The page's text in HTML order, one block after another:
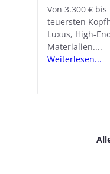
Von 3.300 € bis
teuersten
Luxus, High-
Materialien....
Weiterlesen...
Mit iOS 18.1
verwandelt
in
Schritten...
Weiterlesen...